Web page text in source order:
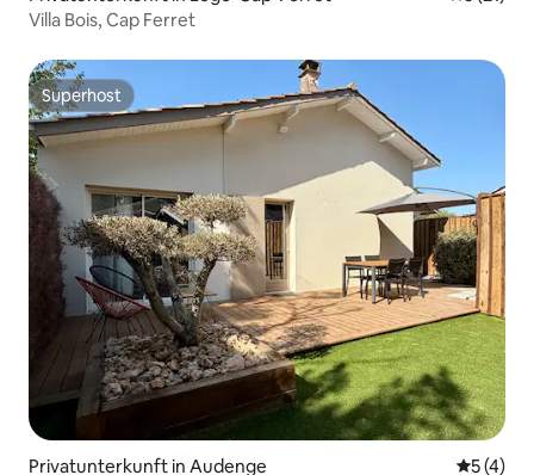
Villa Bois, Cap Ferret
Superhost
Superhost
Privatunterkunft in Audenge 5 (4)